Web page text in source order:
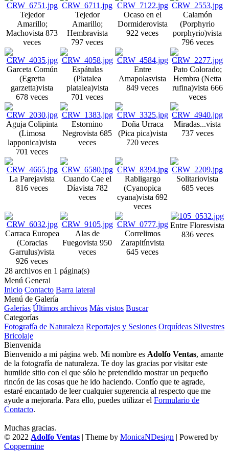
Tejedor
Amarillo;
Machovista 873
veces
Tejedor
Amarillo;
Hembravista
797 veces
Ocaso en el
Dormiderovista
922 veces
Calamón
(Porphyrio
porphyrio)vista
796 veces
Garceta Común
(Egretta
garzetta)vista
678 veces
Espátulas
(Platalea
platalea)vista
701 veces
Entre
Amapolasvista
849 veces
Pato Colorado;
Hembra (Netta
rufina)vista 666
veces
Aguja Colipinta
(Limosa
lapponica)vista
701 veces
Estornino
Negrovista 685
veces
Doña Urraca
(Pica pica)vista
720 veces
Miradas...vista
737 veces
La Parejavista
816 veces
Cuando Cae el
Díavista 782
veces
Rabligargo
(Cyanopica
cyana)vista 692
veces
Solitariovista
685 veces
Carraca Europea
(Coracias
Garrulus)vista
926 veces
Alas de
Fuegovista 950
veces
Correlimos
Zarapitínvista
645 veces
Entre Floresvista
836 veces
28 archivos en 1 página(s)
Menú General
Inicio Contacto Barra lateral
Menú de Galería
Galerías Últimos archivos Más vistos Buscar
Categorías
Fotografía de Naturaleza Reportajes y Sesiones Orquídeas Silvestres
Bricolaje
Bienvenida
Bienvenido a mi página web. Mi nombre es Adolfo Ventas, amante
de la fotografía de naturaleza. Te doy las gracias por visitar este
humilde sitio con el que sólo he pretendido mostrar un pequeño
rincón de las cosas que he ido haciendo. Confío que te agrade,
estaré encantado de leer cualquier sugerencia al respecto que me
ayude a mejorarla. Para ello, puedes utilizar el Formulario de
Contacto.
Muchas gracias.
© 2022 Adolfo Ventas | Theme by MonicaNDesign | Powered by
Coppermine